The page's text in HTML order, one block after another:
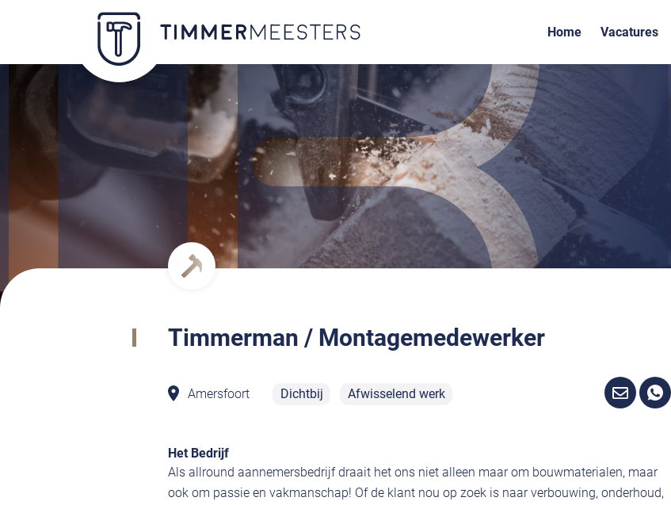
Home Vacatures
Timmerman / Montagemedewerker
Amersfoort Dichtbij Afwisselend werk
Het Bedrijf
Als allround aannemersbedrijf draait het ons niet alleen maar om bouwmaterialen, maar
ook om passie en vakmanschap! Of de klant nou op zoek is naar verbouwing, onderhoud,